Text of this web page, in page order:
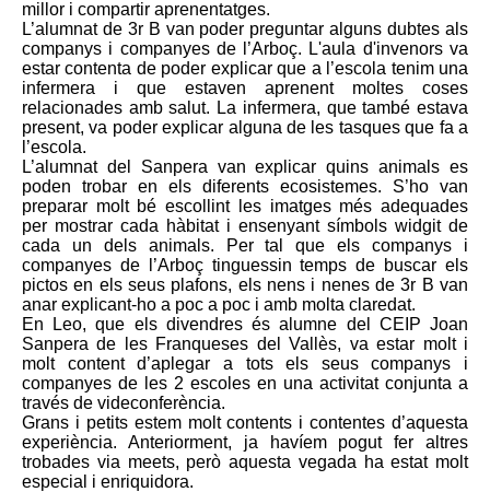
millor i compartir aprenentatges.
L’alumnat de 3r B van poder preguntar alguns dubtes als
companys i companyes de l’Arboç. L'aula d'invenors va
estar contenta de poder explicar que a l’escola tenim una
infermera i que estaven aprenent moltes coses
relacionades amb salut. La infermera, que també estava
present, va poder explicar alguna de les tasques que fa a
l’escola.
L’alumnat del Sanpera van explicar quins animals es
poden trobar en els diferents ecosistemes. S’ho van
preparar molt bé escollint les imatges més adequades
per mostrar cada hàbitat i ensenyant símbols widgit de
cada un dels animals. Per tal que els companys i
companyes de l’Arboç tinguessin temps de buscar els
pictos en els seus plafons, els nens i nenes de 3r B van
anar explicant-ho a poc a poc i amb molta claredat.
En Leo, que els divendres és alumne del CEIP Joan
Sanpera de les Franqueses del Vallès, va estar molt i
molt content d’aplegar a tots els seus companys i
companyes de les 2 escoles en una activitat conjunta a
través de videconferència.
Grans i petits estem molt contents i contentes d’aquesta
experiència. Anteriorment, ja havíem pogut fer altres
trobades via meets, però aquesta vegada ha estat molt
especial i enriquidora.